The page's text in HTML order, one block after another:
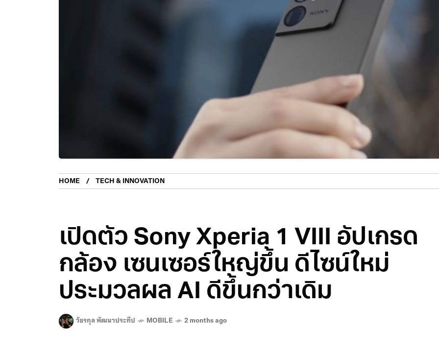
HOME TECH & INNOVATION
เปิดตัว Sony Xperia 1 VIII อัปเกรด
กล้อง เซนเซอร์ใหญ่ขึ้น ดีไซน์ใหม่
ประมวลผล AI ดีขึ้นกว่าเดิม
วัชรกุล พัฒนาประทีป MOBILE 2 months ago